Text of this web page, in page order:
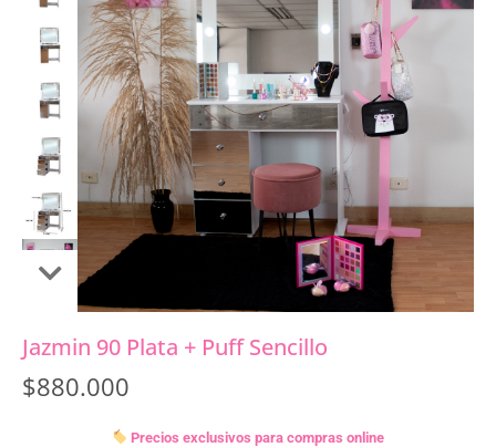
Jazmin 90 Plata + Puff Sencillo
$880.000
Precios exclusivos para compras online